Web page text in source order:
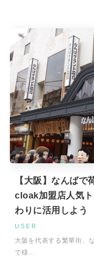
【大阪】なんば
cloak加盟店人気
わりに活用しよう
USER
大阪を代表する繁華街、
で様…